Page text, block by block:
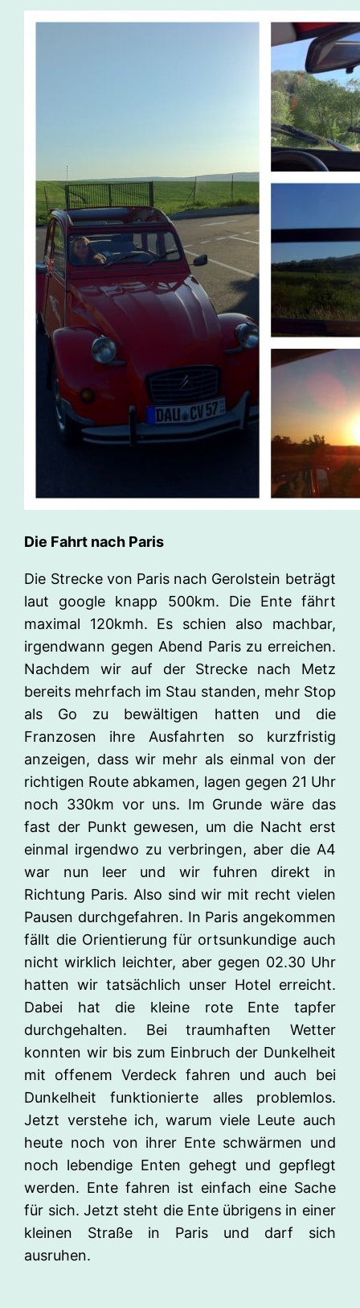
Die Fahrt nach Paris
Die Strecke von Paris nach Gerolstein beträgt
laut google knapp 500km. Die Ente fährt
maximal 120kmh. Es schien also machbar,
irgendwann gegen Abend Paris zu erreichen.
Nachdem wir auf der Strecke nach Metz
bereits mehrfach im Stau standen, mehr Stop
als Go zu bewältigen hatten und die
Franzosen ihre Ausfahrten so kurzfristig
anzeigen, dass wir mehr als einmal von der
richtigen Route abkamen, lagen gegen 21 Uhr
noch 330km vor uns. Im Grunde wäre das
fast der Punkt gewesen, um die Nacht erst
einmal irgendwo zu verbringen, aber die A4
war nun leer und wir fuhren direkt in
Richtung Paris. Also sind wir mit recht vielen
Pausen durchgefahren. In Paris angekommen
fällt die Orientierung für ortsunkundige auch
nicht wirklich leichter, aber gegen 02.30 Uhr
hatten wir tatsächlich unser Hotel erreicht.
Dabei hat die kleine rote Ente tapfer
durchgehalten. Bei traumhaften Wetter
konnten wir bis zum Einbruch der Dunkelheit
mit offenem Verdeck fahren und auch bei
Dunkelheit funktionierte alles problemlos.
Jetzt verstehe ich, warum viele Leute auch
heute noch von ihrer Ente schwärmen und
noch lebendige Enten gehegt und gepflegt
werden. Ente fahren ist einfach eine Sache
für sich. Jetzt steht die Ente übrigens in einer
kleinen Straße in Paris und darf sich
ausruhen.